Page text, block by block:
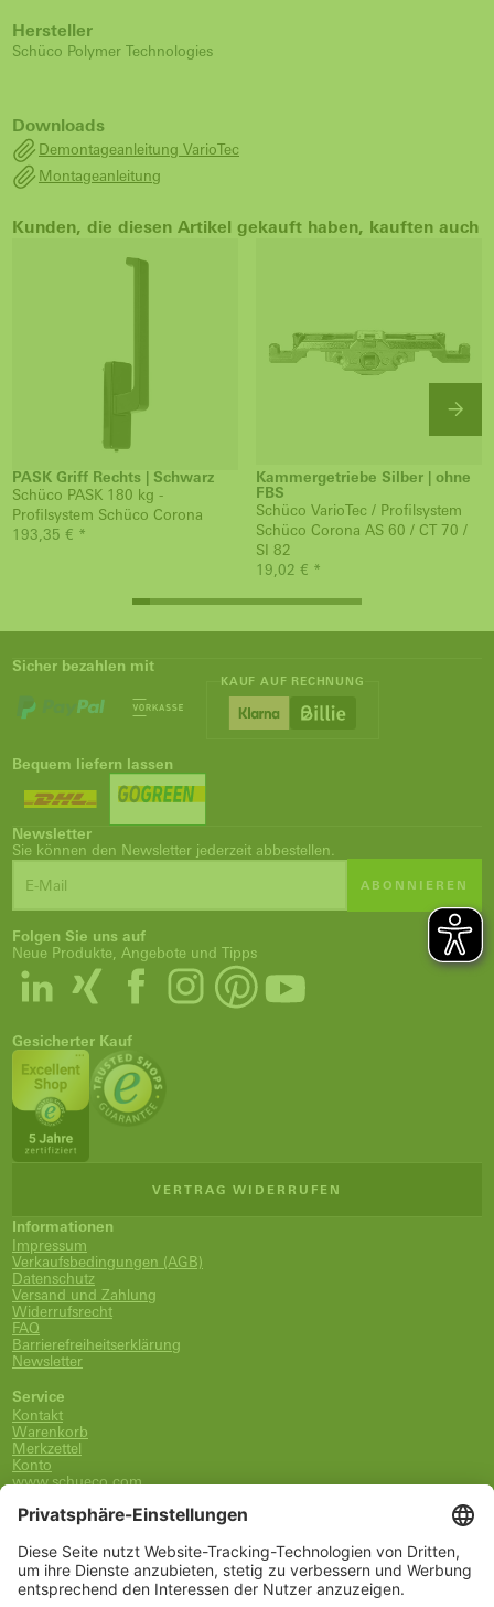
Hersteller
Schüco Polymer Technologies
Downloads
Demontageanleitung VarioTec
Montageanleitung
Kunden, die diesen Artikel gekauft haben, kauften auch
PASK Griff Rechts | Schwarz
Schüco PASK 180 kg -
Profilsystem Schüco Corona
193,35 € *
Kammergetriebe Silber | ohne
FBS
Schüco VarioTec / Profilsystem
Schüco Corona AS 60 / CT 70 /
SI 82
19,02 € *
Sicher bezahlen mit
KAUF AUF RECHNUNG
Bequem liefern lassen
Newsletter
Sie können den Newsletter jederzeit abbestellen.
ABONNIEREN
Folgen Sie uns auf
Neue Produkte, Angebote und Tipps
Gesicherter Kauf
VERTRAG WIDERRUFEN
Informationen
Impressum
Verkaufsbedingungen (AGB)
Datenschutz
Versand und Zahlung
Widerrufsrecht
FAQ
Barrierefreiheitserklärung
Newsletter
Service
Kontakt
Warenkorb
Merkzettel
Konto
www.schueco.com
0800-400-4007
kostenlos aus dem dt. Festnetz
Unsere Marken
Alle Marken